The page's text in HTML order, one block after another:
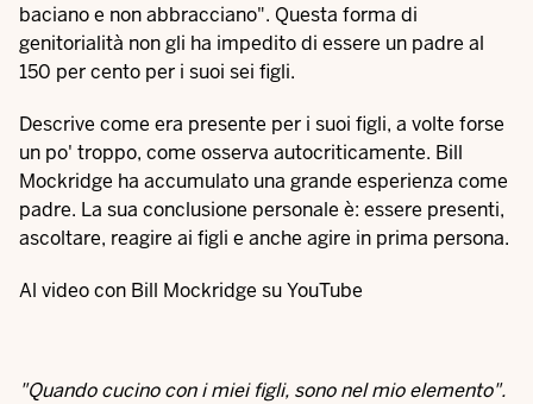
baciano e non abbracciano". Questa forma di
genitorialità non gli ha impedito di essere un padre al
150 per cento per i suoi sei figli.
Descrive come era presente per i suoi figli, a volte forse
un po' troppo, come osserva autocriticamente. Bill
Mockridge ha accumulato una grande esperienza come
padre. La sua conclusione personale è: essere presenti,
ascoltare, reagire ai figli e anche agire in prima persona.
Al video con Bill Mockridge su YouTube
"Quando cucino con i miei figli, sono nel mio elemento".